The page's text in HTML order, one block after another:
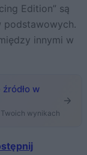
Edition” są
podstawowych.
innymi w
w
wynikach